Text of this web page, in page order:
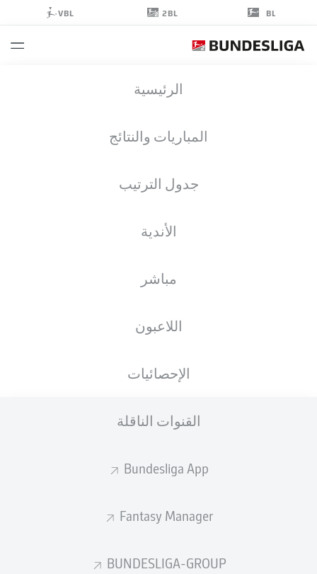
BL
2BL
VBL
الرئيسية
المباريات والنتائج
جدول الترتيب
الأندية
مباشر
اللاعبون
الإحصائيات
القنوات الناقلة
Bundesliga App
Fantasy Manager
BUNDESLIGA-GROUP
12.10.2000